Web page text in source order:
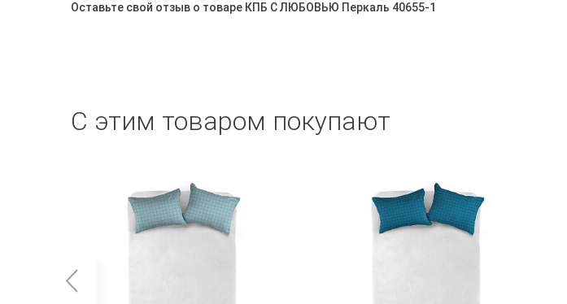
Оставьте свой отзыв о товаре КПБ С ЛЮБОВЬЮ Перкаль 40655-1
С этим товаром покупают